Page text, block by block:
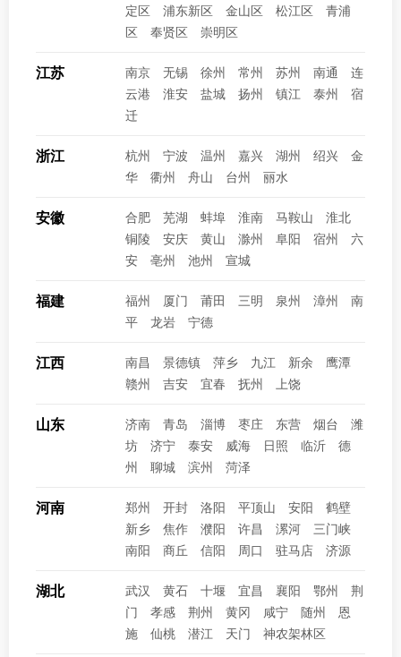
定区
浦东新区 金山区 松江区
青浦
区
奉贤区 崇明区
江苏 南京 无锡 徐州 常州 苏州 南通
连
云港
淮安 盐城 扬州 镇江 泰州
宿
迁
浙江 杭州 宁波 温州 嘉兴 湖州 绍兴
金
华
衢州 舟山 台州 丽水
安徽 合肥 芜湖 蚌埠 淮南 马鞍山
淮北
铜陵
安庆 黄山 滁州 阜阳 宿州
六
安
亳州 池州 宣城
福建 福州 厦门 莆田 三明 泉州 漳州
南
平
龙岩 宁德
江西 南昌 景德镇 萍乡 九江 新余
鹰潭
赣州
吉安 宜春 抚州 上饶
山东 济南 青岛 淄博 枣庄 东营 烟台
潍
坊
济宁 泰安 威海 日照 临沂
德
州
聊城 滨州 菏泽
河南 郑州 开封 洛阳 平顶山 安阳
鹤壁
新乡
焦作 濮阳 许昌 漯河
三门峡
南阳
商丘 信阳 周口 驻马店 济源
湖北 武汉 黄石 十堰 宜昌 襄阳 鄂州
荆
门
孝感 荆州 黄冈 咸宁 随州
恩
施
仙桃 潜江 天门 神农架林区